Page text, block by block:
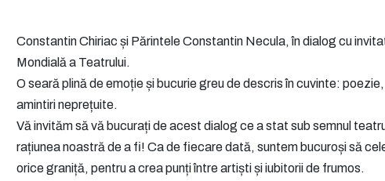
Constantin Chiriac și Părintele Constantin Necula, în dialog cu
Mondială a Teatrului.
O seară plină de emoție și bucurie greu de descris în cuvinte:
amintiri neprețuite.
Vă invităm să vă bucurați de acest dialog ce a stat sub semnul
rațiunea noastră de a fi! Ca de fiecare dată, suntem bucuroși să
orice graniță, pentru a crea punți între artiști și iubitorii de frumos.